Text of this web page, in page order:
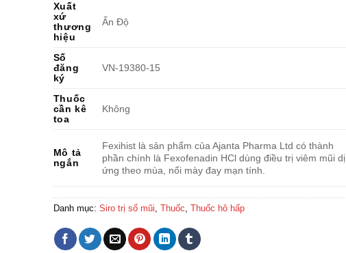
Xuất
xứ
thương
hiệu
Ấn Độ
Số
đăng
ký
VN-19380-15
Thuốc
cần kê
toa
Không
Mô tả
ngắn
Fexihist là sản phẩm của Ajanta Pharma Ltd có thành
phần chính là Fexofenadin HCl dùng điều trị viêm mũi dị
ứng theo mùa, nổi mày đay mạn tính.
Danh mục: Siro trị sổ mũi, Thuốc, Thuốc hô hấp